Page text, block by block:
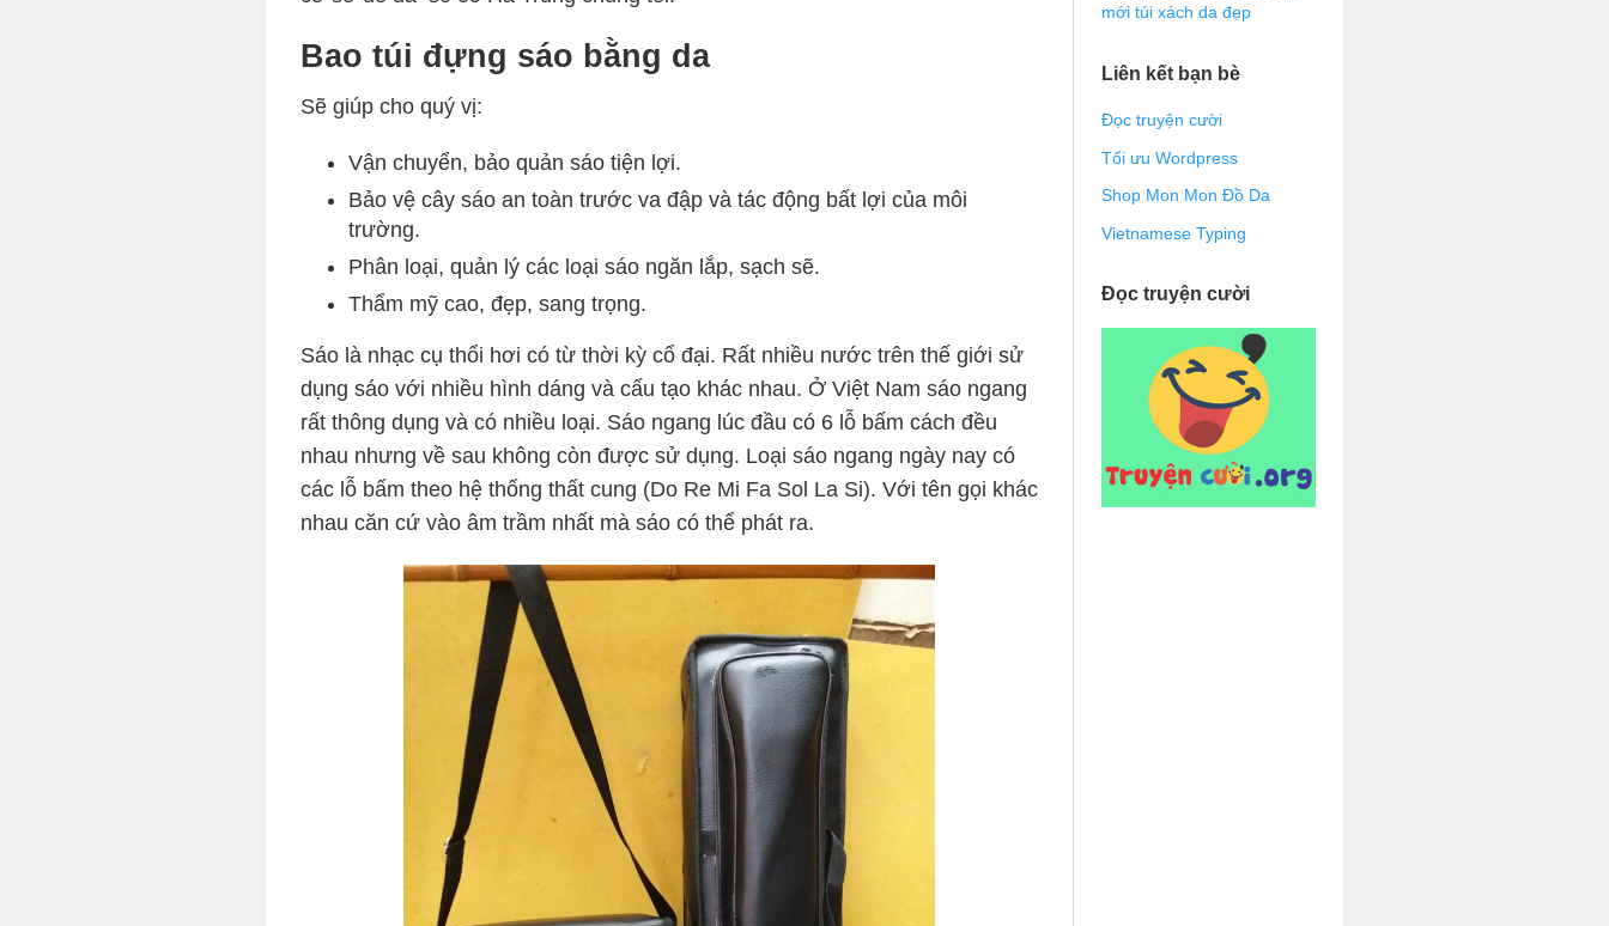
Bao túi đựng sáo bằng da
Sẽ giúp cho quý vị:
Vận chuyển, bảo quản sáo tiện lợi.
Bảo vệ cây sáo an toàn trước va đập và tác động bất lợi của môi
trường.
Phân loại, quản lý các loại sáo ngăn lắp, sạch sẽ.
Thẩm mỹ cao, đẹp, sang trọng.
Sáo là nhạc cụ thổi hơi có từ thời kỳ cổ đại. Rất nhiều nước trên thế giới sử
dụng sáo với nhiều hình dáng và cấu tạo khác nhau. Ở Việt Nam sáo ngang
rất thông dụng và có nhiều loại. Sáo ngang lúc đầu có 6 lỗ bấm cách đều
nhau nhưng về sau không còn được sử dụng. Loại sáo ngang ngày nay có
các lỗ bấm theo hệ thống thất cung (Do Re Mi Fa Sol La Si). Với tên gọi khác
nhau căn cứ vào âm trầm nhất mà sáo có thể phát ra.
mới túi xách da đẹp
Liên kết bạn bè
Đọc truyện cười
Tối ưu Wordpress
Shop Mon Mon Đồ Da
Vietnamese Typing
Đọc truyện cười